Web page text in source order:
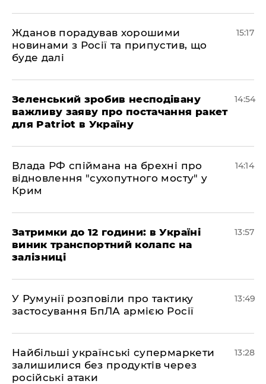
Жданов порадував хорошими
новинами з Росії та припустив, що
буде далі
15:17
Зеленський зробив несподівану
важливу заяву про постачання ракет
для Patriot в Україну
14:54
Влада РФ спіймана на брехні про
відновлення "сухопутного мосту" у
Крим
14:14
Затримки до 12 години: в Україні
виник транспортний колапс на
залізниці
13:57
У Румунії розповіли про тактику
застосування БпЛА армією Росії
13:49
Найбільші українські супермаркети
залишилися без продуктів через
російські атаки
13:28